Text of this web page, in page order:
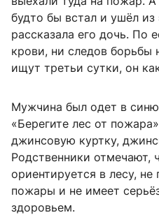
будто бы встал и ушёл из
рассказала его дочь. По
крови, ни следов борьбы
ищут третьи сутки, он
Мужчина был одет в
«Берегите лес от
джинсовую куртку,
Родственники отмечают,
ориентируется в лесу,
пожары и не имеет
здоровьем.